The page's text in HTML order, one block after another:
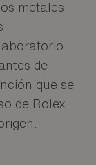
metales
de
que se
de Rolex